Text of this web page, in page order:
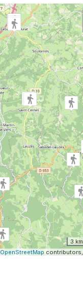
3 km
OpenStreetMap contributors,